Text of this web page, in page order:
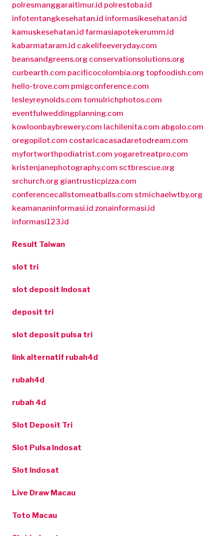
polresmanggaraitimur.id polrestoba.id
infotentangkesehatan.id informasikesehatan.id
kamuskesehatan.id farmasiapotekerumm.id
kabarmataram.id cakelifeeveryday.com
beansandgreens.org conservationsolutions.org
curbearth.com pacificocolombia.org topfoodish.com
hello-trove.com pmigconference.com
lesleyreynolds.com tomulrichphotos.com
eventfulweddingplanning.com
kowloonbaybrewery.com lachilenita.com abgolo.com
oregopilot.com costaricacasadaretodream.com
myfortworthpodiatrist.com yogaretreatpro.com
kristenjanephotography.com sctbrescue.org
srchurch.org giantrusticpizza.com
conferencecallstomeatballs.com stmichaelwtby.org
keamananinformasi.id zonainformasi.id
informasi123.id
Result Taiwan
slot tri
slot deposit Indosat
deposit tri
slot deposit pulsa tri
link alternatif rubah4d
rubah4d
rubah 4d
Slot Deposit Tri
Slot Pulsa Indosat
Slot Indosat
Live Draw Macau
Toto Macau